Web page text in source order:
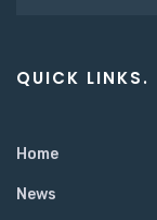
QUICK LINKS.
Home
News